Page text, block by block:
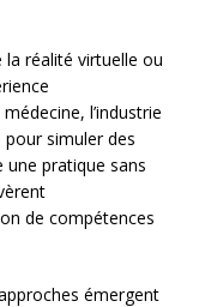
la réalité virtuelle ou
l’industrie
pour simuler des
pratique sans
de compétences
émergent